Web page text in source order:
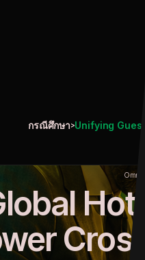
กรณีศึกษา>Unifying